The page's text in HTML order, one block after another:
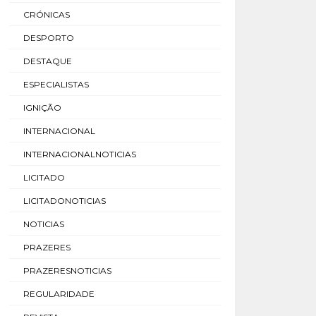
CRÓNICAS
DESPORTO
DESTAQUE
ESPECIALISTAS
IGNIÇÃO
INTERNACIONAL
INTERNACIONALNOTICIAS
LICITADO
LICITADONOTICIAS
NOTICIAS
PRAZERES
PRAZERESNOTICIAS
REGULARIDADE